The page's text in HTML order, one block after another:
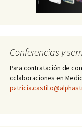
Conferencias y
Para contratación de
colaboraciones en